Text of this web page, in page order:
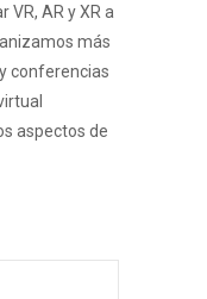
AR y XR a
más
conferencias
aspectos de